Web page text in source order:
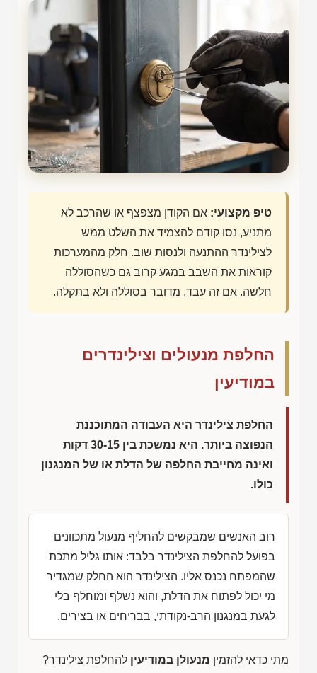
טיפ מקצועי: אם הקודן מצפצף או שהרכב לא
מתניע, נסו קודם להצמיד את השלט ממש
לצילינדר ההתנעה ולנסות שוב. חלק מהמערכות
קוראות את השבב במגע קרוב גם כשהסוללה
חלשה. אם זה עבד, מדובר בסוללה ולא בתקלה.
החלפת מנעולים וצילינדרים
במודיעין
החלפת צילינדר היא העבודה המתוכננת
הנפוצה ביותר. היא נמשכת בין 30-15 דקות
ואינה מחייבת החלפה של הדלת או של המנגנון
כולו.
רוב האנשים שמבקשים להחליף מנעול מתכוונים
בפועל להחלפת הצילינדר בלבד: אותו גליל מתכת
שהמפתח נכנס אליו. הצילינדר הוא החלק שמגדיר
מי יכול לפתוח את הדלת, והוא נשלף ומוחלף בלי
לגעת במנגנון הרב-נקודתי, בבריחים או בצירים.
מתי כדאי להזמין מנעולן במודיעין להחלפת צילינדר?